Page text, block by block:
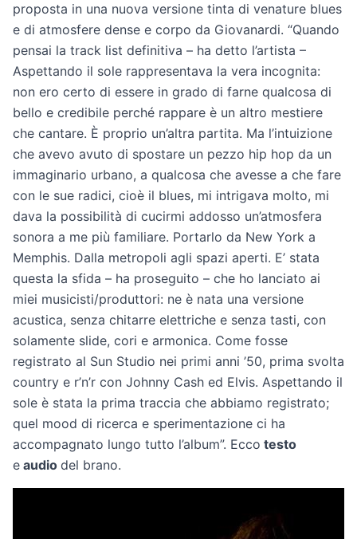
proposta in una nuova versione tinta di venature blues
e di atmosfere dense e corpo da Giovanardi. “Quando
pensai la track list definitiva – ha detto l’artista –
Aspettando il sole rappresentava la vera incognita:
non ero certo di essere in grado di farne qualcosa di
bello e credibile perché rappare è un altro mestiere
che cantare. È proprio un’altra partita. Ma l’intuizione
che avevo avuto di spostare un pezzo hip hop da un
immaginario urbano, a qualcosa che avesse a che fare
con le sue radici, cioè il blues, mi intrigava molto, mi
dava la possibilità di cucirmi addosso un’atmosfera
sonora a me più familiare. Portarlo da New York a
Memphis. Dalla metropoli agli spazi aperti. E’ stata
questa la sfida – ha proseguito – che ho lanciato ai
miei musicisti/produttori: ne è nata una versione
acustica, senza chitarre elettriche e senza tasti, con
solamente slide, cori e armonica. Come fosse
registrato al Sun Studio nei primi anni ’50, prima svolta
country e r’n’r con Johnny Cash ed Elvis. Aspettando il
sole è stata la prima traccia che abbiamo registrato;
quel mood di ricerca e sperimentazione ci ha
accompagnato lungo tutto l’album”. Ecco testo
e audio del brano.